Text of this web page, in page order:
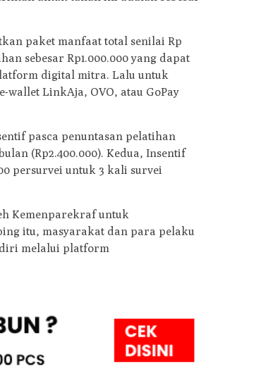
paket manfaat total senilai Rp
sebesar Rp1.000.000 yang dapat
digital mitra. Lalu untuk
LinkAja, OVO, atau GoPay
pasca penuntasan pelatihan
(Rp2.400.000). Kedua, Insentif
persurvei untuk 3 kali survei
Kemenparekraf untuk
itu, masyarakat dan para pelaku
melalui platform